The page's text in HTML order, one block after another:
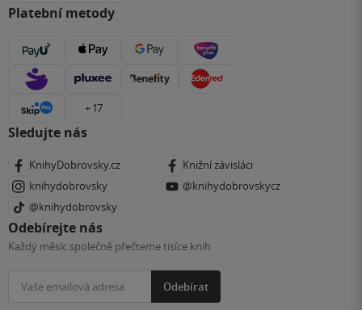
Platební metody
+ 17
Sledujte nás
KnihyDobrovsky.cz
Knižní závisláci
knihydobrovsky
@knihydobrovskycz
@knihydobrovsky
Odebírejte nás
Každý měsíc společně přečteme tisíce knih
Odebírat